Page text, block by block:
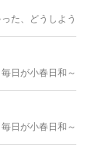
た、どうしよう
日が小春日和～
日が小春日和～